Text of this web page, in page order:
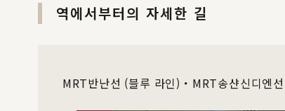
역에서부터의 자세한 길
MRT반난선 (블루 라인)・MRT송샨신디엔